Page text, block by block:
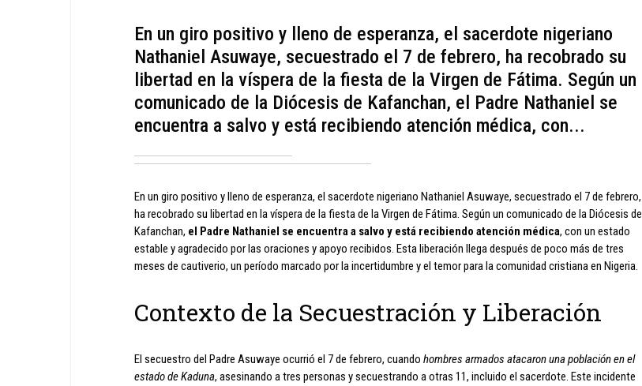
En un giro positivo y lleno de esperanza, el sacerdote nigeriano
Nathaniel Asuwaye, secuestrado el 7 de febrero, ha recobrado su
libertad en la víspera de la fiesta de la Virgen de Fátima. Según un
comunicado de la Diócesis de Kafanchan, el Padre Nathaniel se
encuentra a salvo y está recibiendo atención médica, con...
En un giro positivo y lleno de esperanza, el sacerdote nigeriano Nathaniel Asuwaye, secuestrado el 7 de febrero,
ha recobrado su libertad en la víspera de la fiesta de la Virgen de Fátima. Según un comunicado de la Diócesis de
Kafanchan, el Padre Nathaniel se encuentra a salvo y está recibiendo atención médica, con un estado
estable y agradecido por las oraciones y apoyo recibidos. Esta liberación llega después de poco más de tres
meses de cautiverio, un período marcado por la incertidumbre y el temor para la comunidad cristiana en Nigeria.
Contexto de la Secuestración y Liberación
El secuestro del Padre Asuwaye ocurrió el 7 de febrero, cuando hombres armados atacaron una población en el
estado de Kaduna, asesinando a tres personas y secuestrando a otras 11, incluido el sacerdote. Este incidente